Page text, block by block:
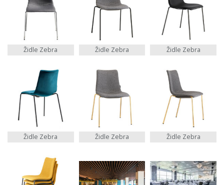
Židle Zebra Židle Zebra Židle Zebra
Židle Zebra Židle Zebra Židle Zebra